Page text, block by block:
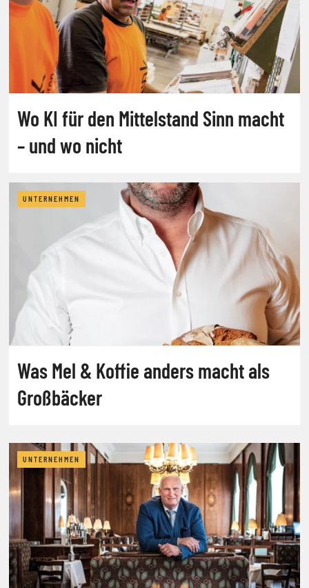
Wo KI für den Mittelstand Sinn macht
– und wo nicht
UNTERNEHMEN
Was Mel & Koffie anders macht als
Großbäcker
UNTERNEHMEN